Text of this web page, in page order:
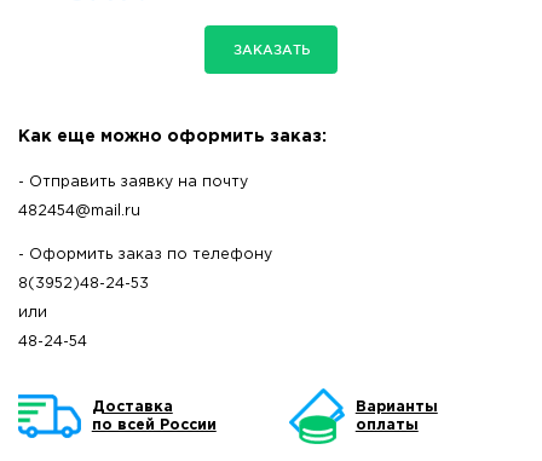
ЗАКАЗАТЬ
Как еще можно оформить заказ:
- Отправить заявку на почту
482454@mail.ru
- Оформить заказ по телефону
8(3952)48-24-53
или
48-24-54
Доставка
по всей России
Варианты
оплаты